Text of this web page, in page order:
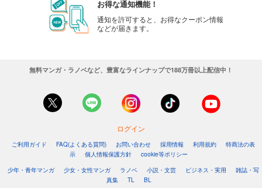
お得な通知機能！
通知を許可すると、お得なクーポン情報
などが届きます。
無料マンガ・ラノベなど、豊富なラインナップで188万冊以上配信中！
ログイン
ご利用ガイド FAQ(よくある質問) お問い合わせ 採用情報 利用規約
特商法の表
示
個人情報保護方針
cookie等ポリシー
少年・青年マンガ
少女・女性マンガ ラノベ 小説・文芸 ビジネス・実用
雑誌・写
真集
TL BL